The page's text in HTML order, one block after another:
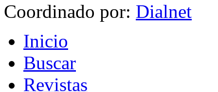
Coordinado por:
Inicio
Buscar
Revistas